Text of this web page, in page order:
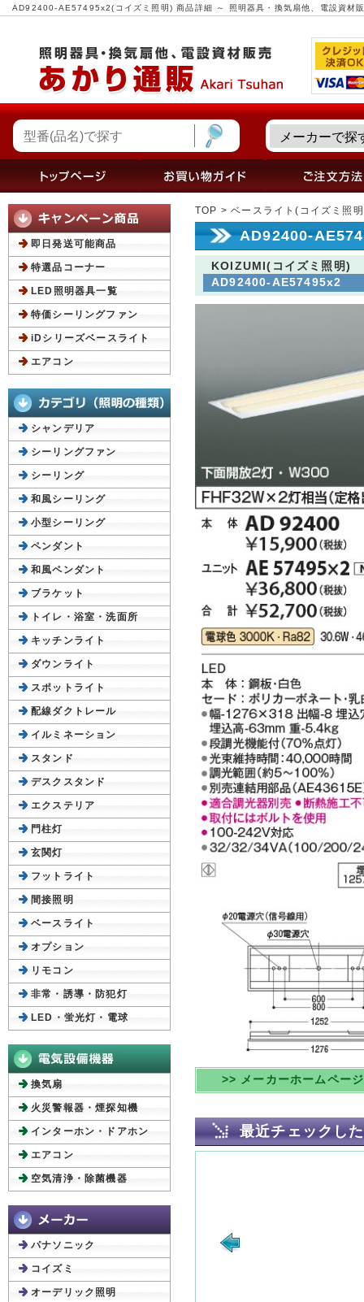
AD92400-AE57495x2(コイズミ照明) 商品詳細 ～ 照明器具・換気扇他、電設資材
TOP >ベースライト(コイズミ照
AD92400-
KOIZUMI(コイズミ照明)
AD92400-AE57495x2
>> メーカーホームペー
最近チェックし
即日発送可能商品
特選品コーナー
LED照明器具一覧
特価シーリングファン
iDシリーズベースライト
エアコン
シャンデリア
シーリングファン
シーリング
和風シーリング
小型シーリング
ペンダント
和風ペンダント
ブラケット
トイレ・浴室・洗面所
キッチンライト
ダウンライト
スポットライト
配線ダクトレール
イルミネーション
スタンド
デスクスタンド
エクステリア
門柱灯
玄関灯
フットライト
間接照明
ベースライト
オプション
リモコン
非常・誘導・防犯灯
LED・蛍光灯・電球
換気扇
火災警報器・煙探知機
インターホン・ドアホン
エアコン
空気清浄・除菌機器
パナソニック
コイズミ
オーデリック照明